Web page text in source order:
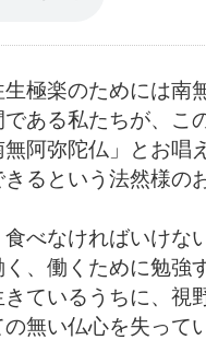
極楽のためには南
ある私たちが、こ
阿弥陀仏」とお唱
るという法然様の
べなければいけな
、働くために勉強
ているうちに、視
無い仏心を失って